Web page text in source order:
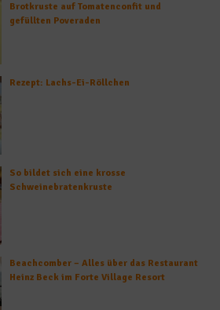
Brotkruste auf Tomatenconfit und
gefüllten Poveraden
Rezept: Lachs-Ei-Röllchen
So bildet sich eine krosse
Schweinebratenkruste
Beachcomber – Alles über das Restaurant
Heinz Beck im Forte Village Resort